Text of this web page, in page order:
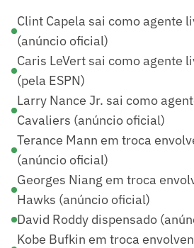
Clint Capela sai como agente
(anúncio oficial)
Caris LeVert sai como agente
(pela ESPN)
Larry Nance Jr. sai como
Cavaliers (anúncio oficial)
Terance Mann em troca
(anúncio oficial)
Georges Niang em troca
Hawks (anúncio oficial)
David Roddy dispensado
Kobe Bufkin em troca